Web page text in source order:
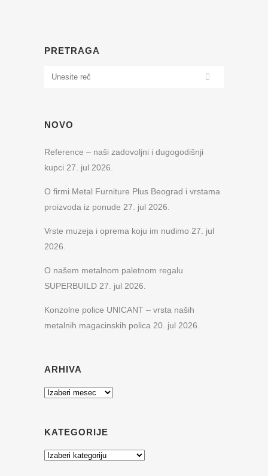
PRETRAGA
NOVO
Reference – naši zadovoljni i dugogodišnji
kupci 27. jul 2026.
O firmi Metal Furniture Plus Beograd i vrstama
proizvoda iz ponude 27. jul 2026.
Vrste muzeja i oprema koju im nudimo 27. jul
2026.
O našem metalnom paletnom regalu
SUPERBUILD 27. jul 2026.
Konzolne police UNICANT – vrsta naših
metalnih magacinskih polica 20. jul 2026.
ARHIVA
Arhiva
KATEGORIJE
Kategorije